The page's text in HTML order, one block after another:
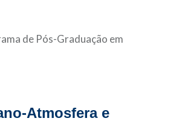
de Pós-Graduação em
Atmosfera e